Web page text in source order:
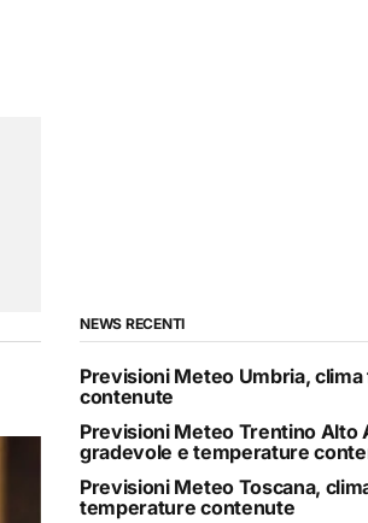
NEWS RECENTI
Previsioni Meteo Umbria,
contenute
Previsioni Meteo Trentino Alto
gradevole e temperature
Previsioni Meteo Toscana,
temperature contenute